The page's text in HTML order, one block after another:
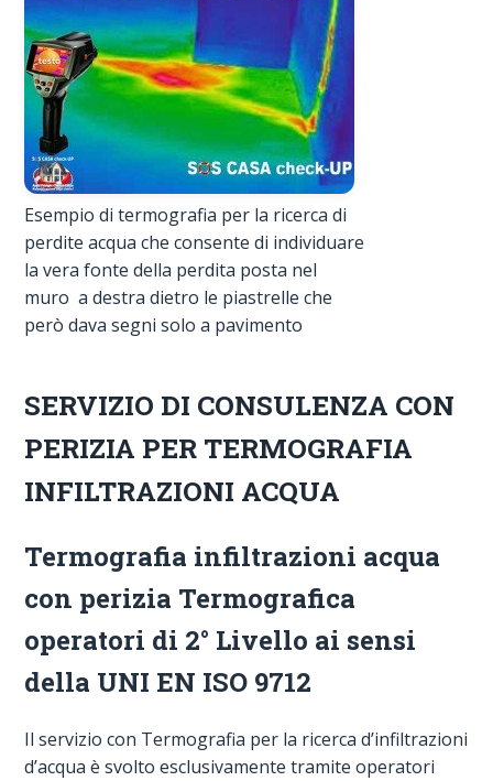
Esempio di termografia per la ricerca di
perdite acqua che consente di individuare
la vera fonte della perdita posta nel
muro a destra dietro le piastrelle che
però dava segni solo a pavimento
SERVIZIO DI CONSULENZA CON
PERIZIA PER TERMOGRAFIA
INFILTRAZIONI ACQUA
Termografia infiltrazioni acqua
con perizia Termografica
operatori di 2° Livello ai sensi
della UNI EN ISO 9712
Il servizio con Termografia per la ricerca d’infiltrazioni
d’acqua è svolto esclusivamente tramite operatori